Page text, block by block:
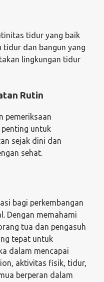
tidur yang baik
tidur dan bangun yang
lingkungan tidur
Rutin
pemeriksaan
penting untuk
sejak dini dan
sehat.
bagi perkembangan
Dengan memahami
tua dan pengasuh
tepat untuk
dalam mencapai
aktivitas fisik, tidur,
berperan dalam